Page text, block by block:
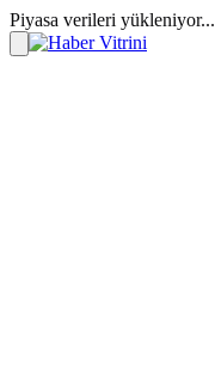
Piyasa verileri yükleniyor...